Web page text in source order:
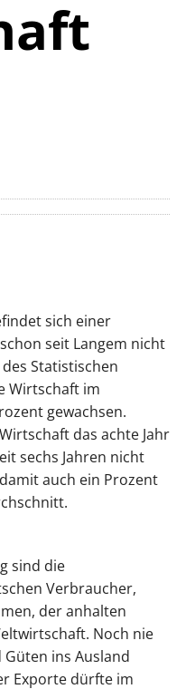
sich einer
seit Langem nicht
Statistischen
Wirtschaft im
gewachsen.
das achte Jahr
sechs Jahren nicht
auch ein Prozent
sind die
Verbraucher,
der anhalten
Noch nie
ins Ausland
Exporte dürfte im